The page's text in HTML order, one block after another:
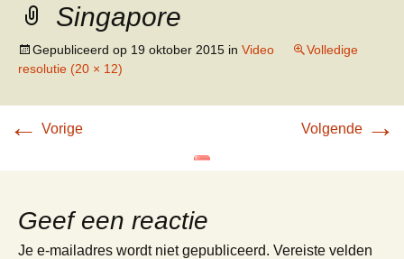
inhoud
Singapore
Gepubliceerd op 19 oktober 2015 in Video
Volledige
resolutie (20 × 12)
← Vorige Volgende →
Geef een reactie
Je e-mailadres wordt niet gepubliceerd. Vereiste velden